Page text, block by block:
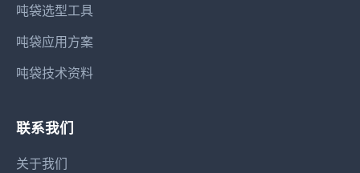
吨袋选型工具
吨袋应用方案
吨袋技术资料
联系我们
关于我们